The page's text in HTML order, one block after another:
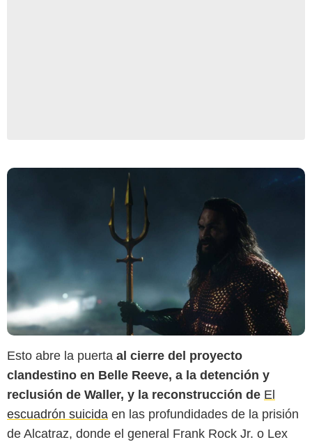
Esto abre la puerta al cierre del proyecto
clandestino en Belle Reeve, a la detención y
reclusión de Waller, y la reconstrucción de El
escuadrón suicida en las profundidades de la prisión
de Alcatraz, donde el general Frank Rock Jr. o Lex
HBO Max